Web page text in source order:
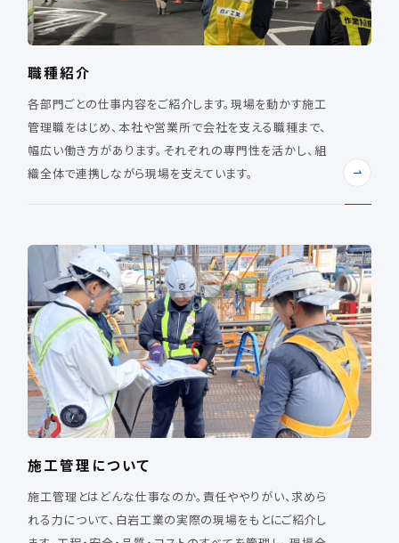
職種紹介
各部門ごとの仕事内容をご紹介します。現場を動かす施工
管理職をはじめ、本社や営業所で会社を支える職種まで、
幅広い働き方があります。それぞれの専門性を活かし、組
織全体で連携しながら現場を支えています。
施工管理について
施工管理とはどんな仕事なのか。責任ややりがい、求めら
れる力について、白岩工業の実際の現場をもとにご紹介し